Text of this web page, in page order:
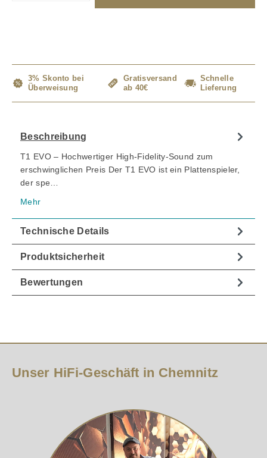
3% Skonto bei
Überweisung
Gratisversand
ab 40€
Schnelle
Lieferung
Beschreibung
T1 EVO – Hochwertiger High-Fidelity-Sound zum
erschwinglichen Preis Der T1 EVO ist ein Plattenspieler,
der spe…
Mehr
Technische Details
Produktsicherheit
Bewertungen
Unser HiFi-Geschäft in Chemnitz